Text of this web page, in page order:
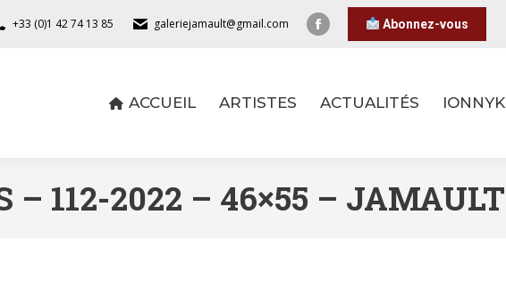
+33 (0)1 42 74 13 85 galeriejamault@gmail.com Abonnez-vous
ACCUEIL ARTISTES ACTUALITÉS IONNYK
– 112-2022 – 46×55 – JAMAULT